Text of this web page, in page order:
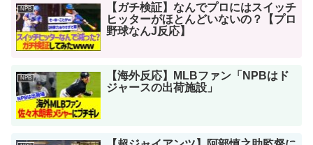
NPB
【ガチ検証】なんでプロにはスイッチ
ヒッターがほとんどいないの？【プロ
野球なんJ反応】
NPB
【海外反応】MLBファン「NPBはド
ジャースの出荷施設」